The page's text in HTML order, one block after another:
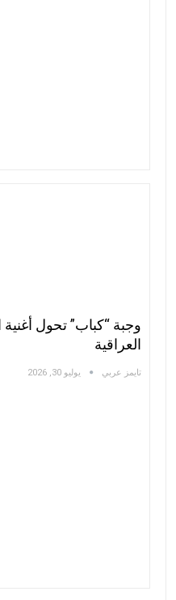
وجبة “كباب” تحول
العراقية
تايمز عربي يوليو 30, 2026